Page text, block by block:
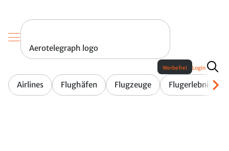
Aerotelegraph logo
Airlines Flughäfen Flugzeuge Flugerlebnis
Werbefrei Login